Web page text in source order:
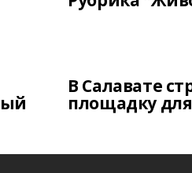
В Салавате
площадку